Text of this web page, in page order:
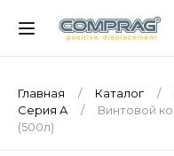
Главная Каталог
Серия A
Винтовой
(500л)